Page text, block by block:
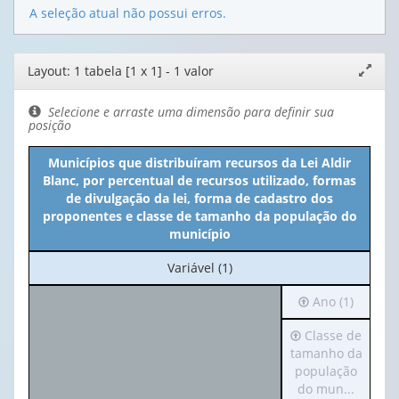
A seleção atual não possui erros.
Editor
de
layout
janela
Layout: 1 tabela [1 x 1] - 1 valor
Selecione e arraste uma dimensão para definir sua
posição
Municípios que distribuíram recursos da Lei Aldir
Blanc, por percentual de recursos utilizado, formas
de divulgação da lei, forma de cadastro dos
proponentes e classe de tamanho da população do
município
No
cabeçalho:
Variável (1)
Irá
para
o
cabeçalho
(possui
apenas
Ano (1)
Irá
para
o
cabeçalho
Classe de
tamanho da
população
do mun...